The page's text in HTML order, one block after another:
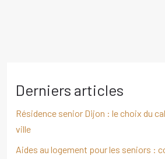
Derniers articles
Résidence senior Dijon : le choix du
ville
Aides au logement pour les seniors :